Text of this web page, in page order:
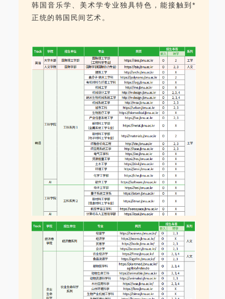
韩国音乐学、美术学专业独具特色，能接触到*
正统的韩国民间艺术。